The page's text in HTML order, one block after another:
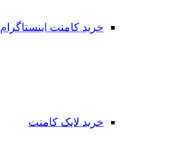
خرید کامنت اینستاگرام
خرید لایک کامنت